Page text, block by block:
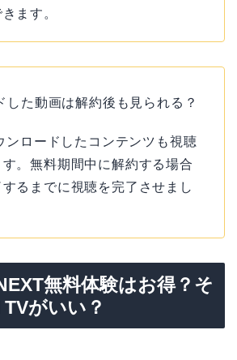
ます。
した動画は解約後も見られる？
ンロードしたコンテンツも視聴
。無料期間中に解約する場合
るまでに視聴を完了させまし
無料体験はお得？そ
がいい？